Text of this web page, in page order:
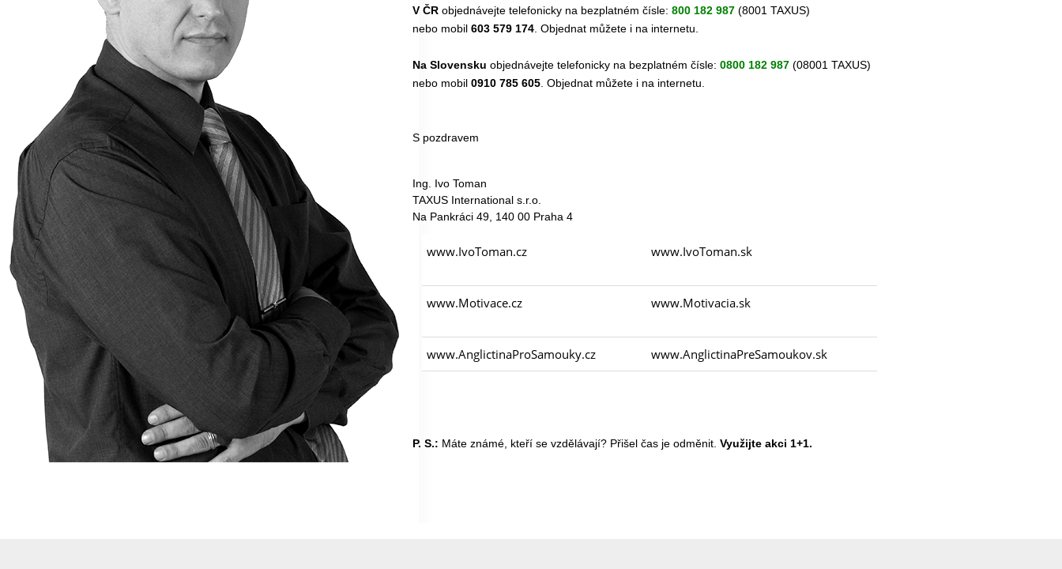
V ČR objednávejte telefonicky na bezplatném čísle: 800 182 987 (8001 TAXUS)
nebo mobil 603 579 174 . Objednat můžete i na internetu
Na Slovensku objednávejte telefonicky na bezplatném čísle: 0800 182 987 (08001 TAXUS)
nebo mobil 0910 785 605 . Objednat můžete i na internetu
S pozdravem
Ing. Ivo Toman
TAXUS International s.r.o.
Na Pankráci 49, 140 00 Praha 4
www.IvoToman.cz www.IvoToman.sk
www.Motivace.cz www.Motivacia.sk
www.AnglictinaProSamouky.cz www.AnglictinaPreSamoukov.sk
P. S.: Máte známé, kteří se vzdělávají? Přišel čas je odměnit. Využijte akci 1+1.